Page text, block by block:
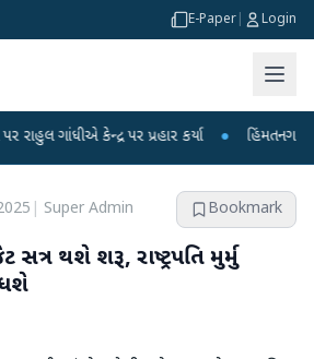
E-Paper Login
કેન્દ્ર પર પ્રહાર કર્યા ● હિંમતનગરમાં
Super Admin Bookmark
થશે શરૂ, રાષ્ટ્રપતિ મુર્મુ